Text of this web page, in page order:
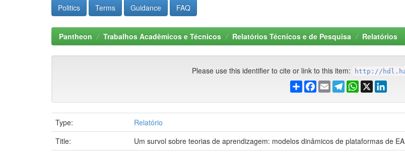
Politics Terms Guidance FAQ
Pantheon Trabalhos Acadêmicos e Técnicos Relatórios Técnicos e de Pesquisa Relatórios
Please use this identifier to cite or link to this item: http://
ShareFacebook
EmailTelegramWhatsApp
X
Type:
Relatório
Title:
Um survol sobre teorias de aprendizagem: modelos dinâmicos de plataformas de